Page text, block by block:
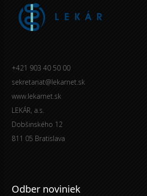
+421 903 40 50 00
sekretariat@lekarnet.sk
www.lekarnet.sk
LEKÁR, a.s.
Dobšinského 12
811 05 Bratislava
Odber noviniek